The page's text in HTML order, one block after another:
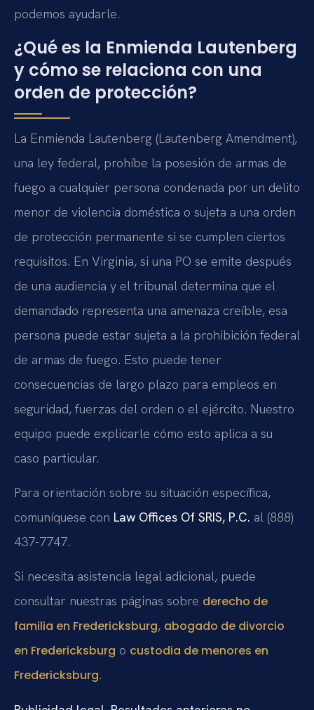
podemos ayudarle.
¿Qué es la Enmienda Lautenberg
y cómo se relaciona con una
orden de protección?
La Enmienda Lautenberg (Lautenberg Amendment),
una ley federal, prohíbe la posesión de armas de
fuego a cualquier persona condenada por un delito
menor de violencia doméstica o sujeta a una orden
de protección permanente si se cumplen ciertos
requisitos. En Virginia, si una PO se emite después
de una audiencia y el tribunal determina que el
demandado representa una amenaza creíble, esa
persona puede estar sujeta a la prohibición federal
de armas de fuego. Esto puede tener
consecuencias de largo plazo para empleos en
seguridad, fuerzas del orden o el ejército. Nuestro
equipo puede explicarle cómo esto aplica a su
caso particular.
Para orientación sobre su situación específica,
comuníquese con Law Offices Of SRIS, P.C. al (888)
437-7747.
Si necesita asistencia legal adicional, puede
consultar nuestras páginas sobre derecho de
familia en Fredericksburg, abogado de divorcio
en Fredericksburg o custodia de menores en
Fredericksburg.